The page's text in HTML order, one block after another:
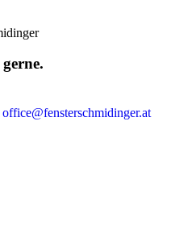
office@fensterschmidinger.at